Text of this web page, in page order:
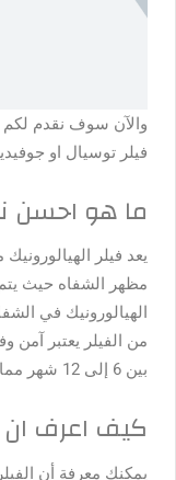
والآن سوف نقدم
فيلر توسيال او
ما هو احسن
يعد فيلر
مظهر الشفاه حيث
الهيالورونيك في
من الفيلر يعتبر آمن
بين 6 إلى 12 شهر مما يوفر نتائج طبيعية وجذابة.
كيف اعرف ان
يمكنك معرفة أن